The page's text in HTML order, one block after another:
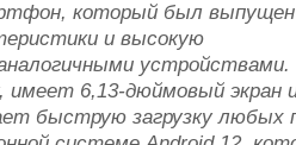
который был выпущен
и высокую
имеет 6,13-дюймовый экран
быструю загрузку любых